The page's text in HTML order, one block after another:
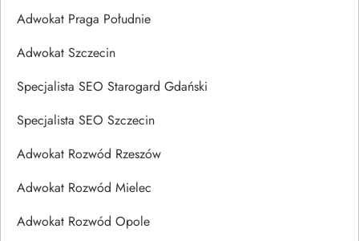
Adwokat Praga Południe
Adwokat Szczecin
Specjalista SEO Starogard Gdański
Specjalista SEO Szczecin
Adwokat Rozwód Rzeszów
Adwokat Rozwód Mielec
Adwokat Rozwód Opole